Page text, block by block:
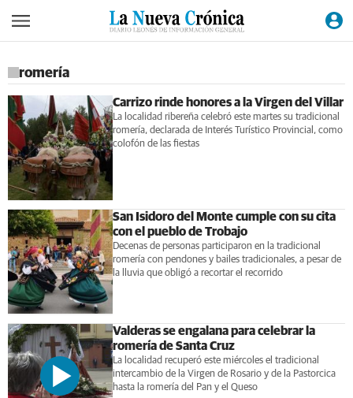
romería
Carrizo rinde honores a la Virgen del Villar
La localidad ribereña celebró este martes su tradicional
romería, declarada de Interés Turístico Provincial, como
colofón de las fiestas
San Isidoro del Monte cumple con su cita
con el pueblo de Trobajo
Decenas de personas participaron en la tradicional
romería con pendones y bailes tradicionales, a pesar de
la lluvia que obligó a recortar el recorrido
Valderas se engalana para celebrar la
romería de Santa Cruz
La localidad recuperó este miércoles el tradicional
intercambio de la Virgen de Rosario y de la Pastorcica
hasta la romería del Pan y el Queso